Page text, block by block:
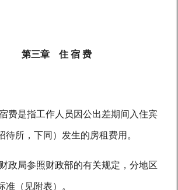
第三章 住 宿 费
费是指工作人员因公出差期间入住宾
待所，下同）发生的房租费用。
政局参照财政部的有关规定，分地区
准（见附表）。